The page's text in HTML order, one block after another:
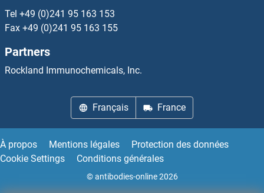
ACOT12 Kits ELISA
ACOT2 Kits ELISA
ACOT8 Kits ELISA
ACP2 Kits ELISA
Tel +49 (0)241 95 163 153
Fax +49 (0)241 95 163 155
Partners
Rockland Immunochemicals, Inc.
Français France
À propos Mentions légales
Protection des données
Cookie Settings
Conditions générales
© antibodies-online 2026